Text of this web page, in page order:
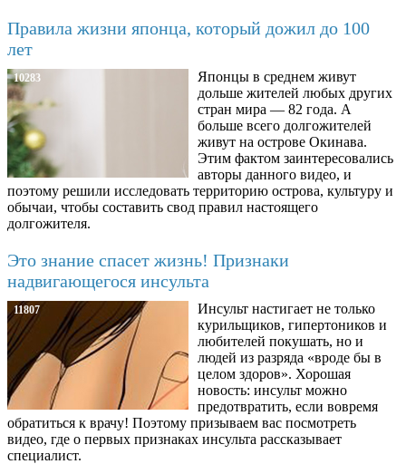
Правила жизни японца, который дожил до 100
лет
10283
Японцы в среднем живут
дольше жителей любых других
стран мира — 82 года. А
больше всего долгожителей
живут на острове Окинава.
Этим фактом заинтересовались
авторы данного видео, и
поэтому решили исследовать территорию острова, культуру и
обычаи, чтобы составить свод правил настоящего
долгожителя.
Это знание спасет жизнь! Признаки
надвигающегося инсульта
11807
Инсульт настигает не только
курильщиков, гипертоников и
любителей покушать, но и
людей из разряда «вроде бы в
целом здоров». Хорошая
новость: инсульт можно
предотвратить, если вовремя
обратиться к врачу! Поэтому призываем вас посмотреть
видео, где о первых признаках инсульта рассказывает
специалист.